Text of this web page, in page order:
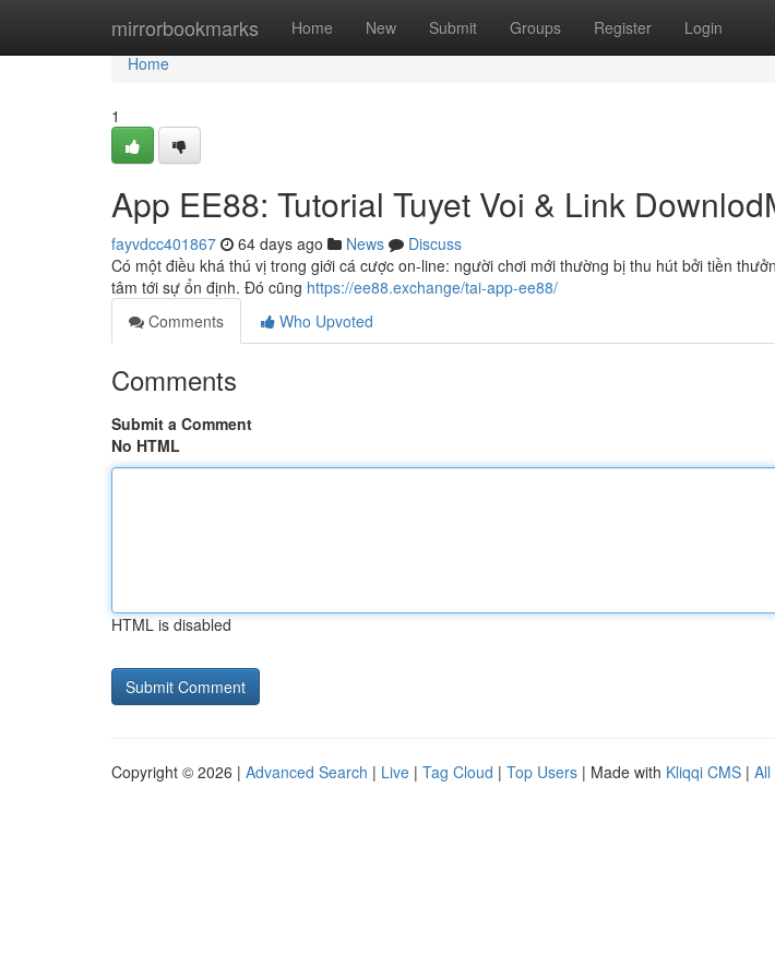
mirrorbookmarks Home New Submit Groups Register Login
Home
Home
1
App EE88: Tutorial Tuyet Voi & Link
fayvdcc401867 64 days ago News
Discuss
Có một điều khá thú vị trong giới cá cược on-line: người chơi mới thường bị thu hút bởi tiền
tâm tới sự ổn định. Đó cũng https://ee88.exchange/tai-app-ee88/
Comments
Who Upvoted
Comments
Submit a Comment
No HTML
HTML is disabled
Copyright © 2026 | Advanced Search | Live | Tag Cloud | Top Users | Made with Kliqqi CMS | All